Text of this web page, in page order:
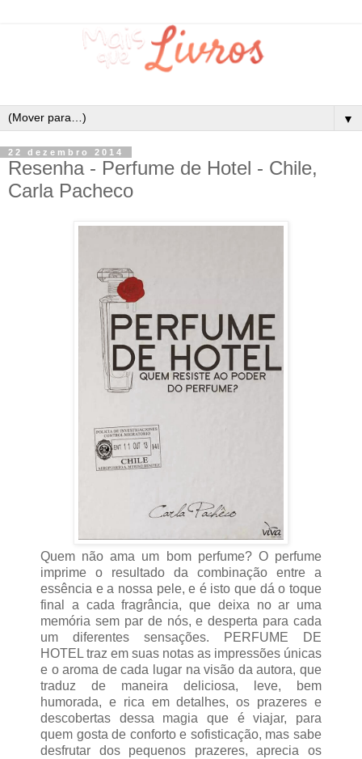
▼
22 dezembro 2014
Resenha - Perfume de Hotel - Chile,
Carla Pacheco
Quem não ama um bom perfume? O perfume
imprime o resultado da combinação entre a
essência e a nossa pele, e é isto que dá o toque
final a cada fragrância, que deixa no ar uma
memória sem par de nós, e desperta para cada
um diferentes sensações. PERFUME DE
HOTEL traz em suas notas as impressões únicas
e o aroma de cada lugar na visão da autora, que
traduz de maneira deliciosa, leve, bem
humorada, e rica em detalhes, os prazeres e
descobertas dessa magia que é viajar, para
quem gosta de conforto e sofisticação, mas sabe
desfrutar dos pequenos prazeres, aprecia os